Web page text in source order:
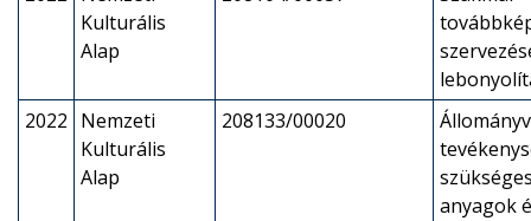
Kulturális
Alap
2022 Nemzeti
Kulturális
Alap
208133/00020
anyagok